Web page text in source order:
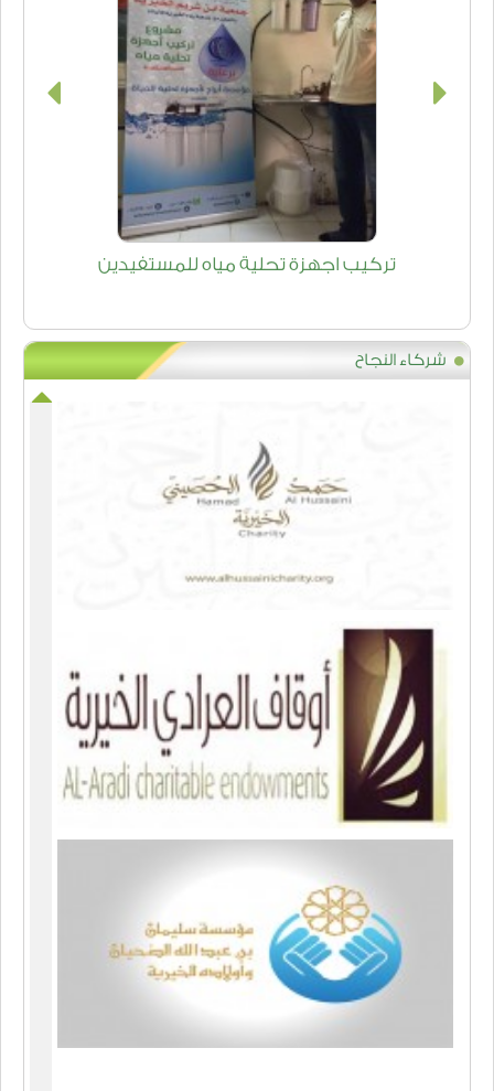
تركيب اجهزة تحلية مياه للمستفيدين
شركاء النجاح